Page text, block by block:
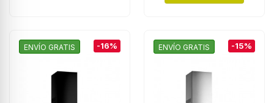
ENVÍO GRATIS -16% ENVÍO GRATIS -15%